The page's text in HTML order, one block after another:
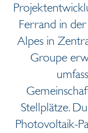
Ferrand in
Alpes in
Groupe
Stellplätze.
Photovoltaik-